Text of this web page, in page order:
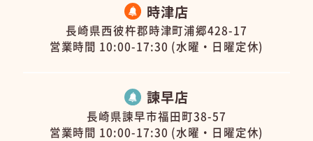
時津店
長崎県西彼杵郡時津町浦郷428-17
営業時間 10:00-17:30 (水曜・日曜定休)
諫早店
長崎県諫早市福田町38-57
営業時間 10:00-17:30 (水曜・日曜定休)